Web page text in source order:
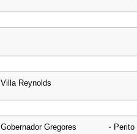
Villa Reynolds
Gobernador Gregores · Perito